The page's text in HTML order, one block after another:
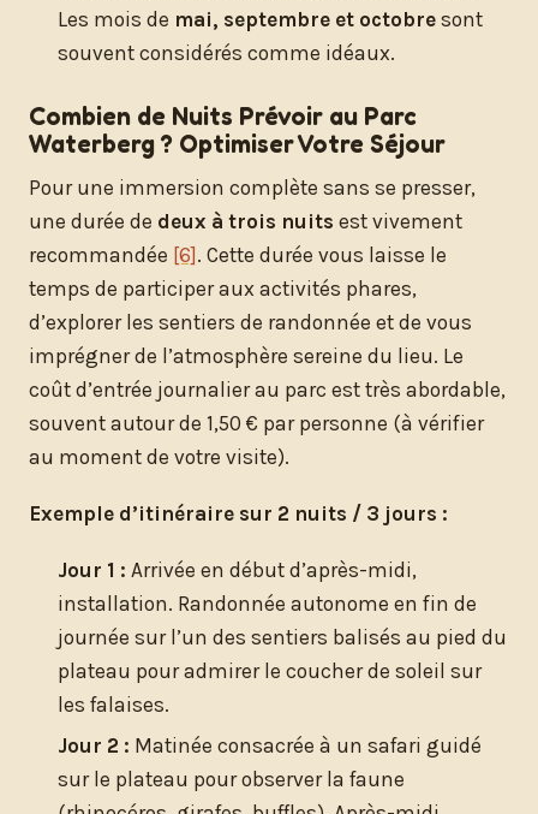
Les mois de mai, septembre et octobre sont
souvent considérés comme idéaux.
Combien de Nuits Prévoir au Parc
Waterberg ? Optimiser Votre Séjour
Pour une immersion complète sans se presser,
une durée de deux à trois nuits est vivement
recommandée [6]. Cette durée vous laisse le
temps de participer aux activités phares,
d’explorer les sentiers de randonnée et de vous
imprégner de l’atmosphère sereine du lieu. Le
coût d’entrée journalier au parc est très abordable,
souvent autour de 1,50 € par personne (à vérifier
au moment de votre visite).
Exemple d’itinéraire sur 2 nuits / 3 jours :
Jour 1 : Arrivée en début d’après-midi,
installation. Randonnée autonome en fin de
journée sur l’un des sentiers balisés au pied du
plateau pour admirer le coucher de soleil sur
les falaises.
Jour 2 : Matinée consacrée à un safari guidé
sur le plateau pour observer la faune